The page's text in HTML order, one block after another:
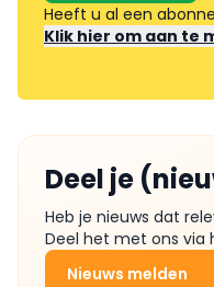
Heeft u al een
Klik hier om aan te
Deel je
Heb je nieuws dat
Deel het met ons via
Nieuws melden